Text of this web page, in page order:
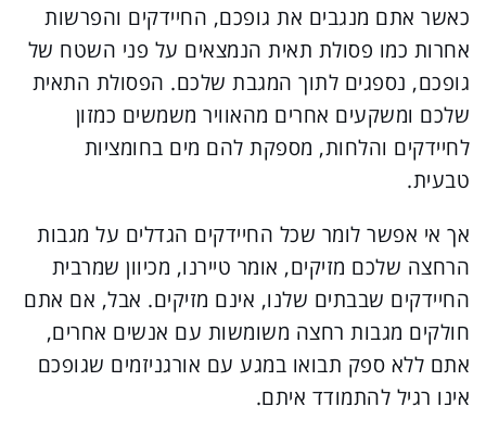
כאשר אתם מנגבים את גופכם, החיידקים והפרשות
אחרות כמו פסולת תאית הנמצאים על פני השטח של
גופכם, נספגים לתוך המגבת שלכם. הפסולת התאית
שלכם ומשקעים אחרים מהאוויר משמשים כמזון
לחיידקים והלחות, מספקת להם מים בחומציות
טבעית.
אך אי אפשר לומר שכל החיידקים הגדלים על מגבות
הרחצה שלכם מזיקים, אומר טיירנו, מכיוון שמרבית
החיידקים שבבתים שלנו, אינם מזיקים. אבל, אם אתם
חולקים מגבות רחצה משומשות עם אנשים אחרים,
אתם ללא ספק תבואו במגע עם אורגניזמים שגופכם
אינו רגיל להתמודד איתם.